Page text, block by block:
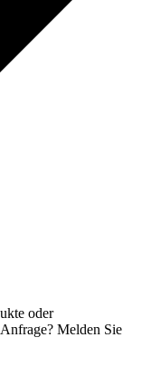
oder
Melden Sie